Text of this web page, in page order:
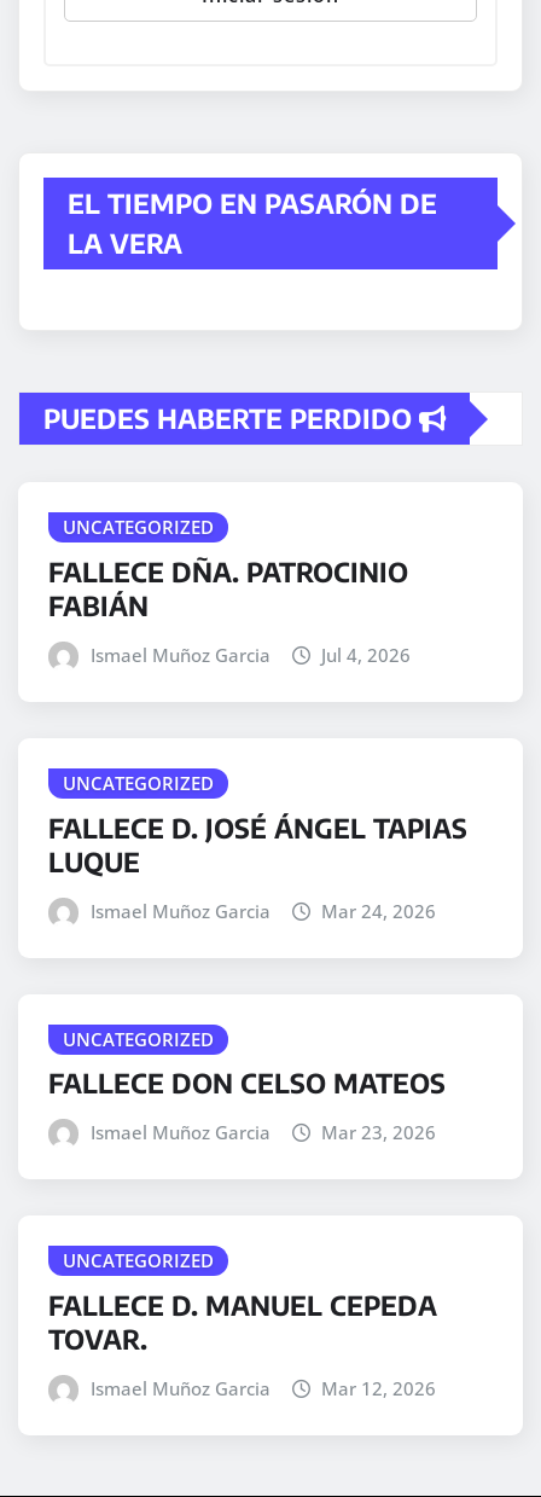
EL TIEMPO EN PASARÓN DE
LA VERA
PUEDES HABERTE PERDIDO
UNCATEGORIZED
FALLECE DÑA. PATROCINIO
FABIÁN
Ismael Muñoz Garcia Jul 4, 2026
UNCATEGORIZED
FALLECE D. JOSÉ ÁNGEL TAPIAS
LUQUE
Ismael Muñoz Garcia Mar 24, 2026
UNCATEGORIZED
FALLECE DON CELSO MATEOS
Ismael Muñoz Garcia Mar 23, 2026
UNCATEGORIZED
FALLECE D. MANUEL CEPEDA
TOVAR.
Ismael Muñoz Garcia Mar 12, 2026